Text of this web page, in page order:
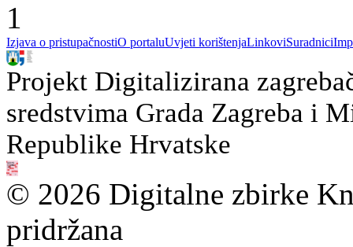
1
Izjava o pristupačnostiO portaluUvjeti korištenjaLinkoviSuradnici
Projekt Digitalizirana
sredstvima Grada Zagreba i
Republike Hrvatske
© 2026 Digitalne zbirke
pridržana